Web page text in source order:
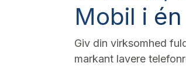
Mobil i
Giv din virksomhed
markant lavere